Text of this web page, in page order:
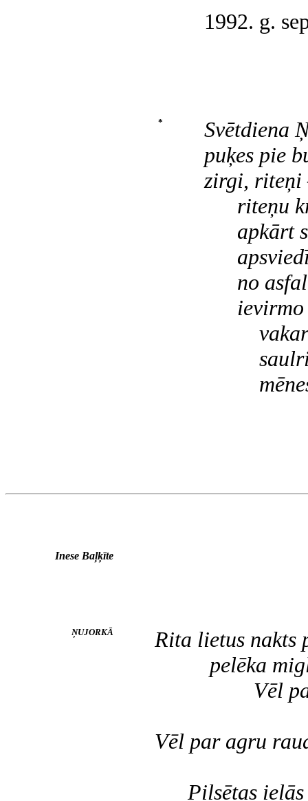
1992. g.
*
Svētdiena
puķes pie
zirgi, riteņi
riteņu
apkārt
no
ievirmo
vakars;
mēness
Inese Baļķīte
ŅUJORKĀ
Rita lietus nakts
pelēka migla
Vēl par
Vēl par agru
Pilsētas ielās